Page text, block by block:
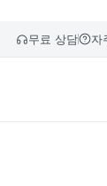
무료 상담 자